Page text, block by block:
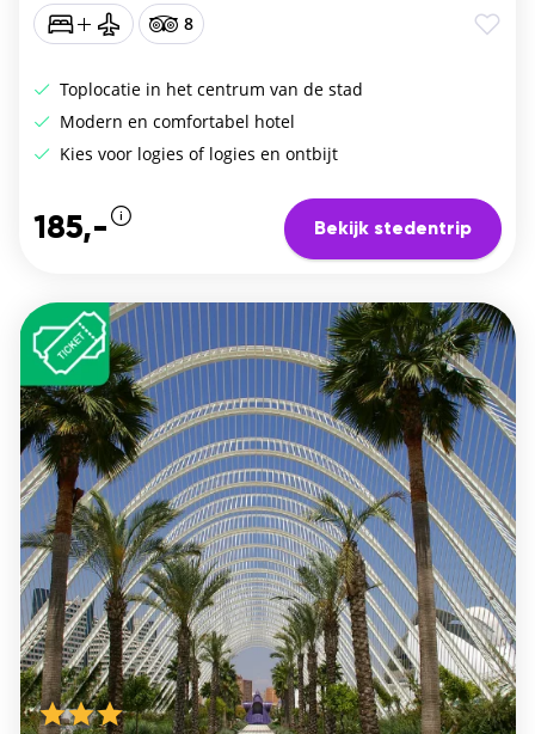
8
Toplocatie in het centrum van de stad
Modern en comfortabel hotel
Kies voor logies of logies en ontbijt
185,- Bekijk stedentrip